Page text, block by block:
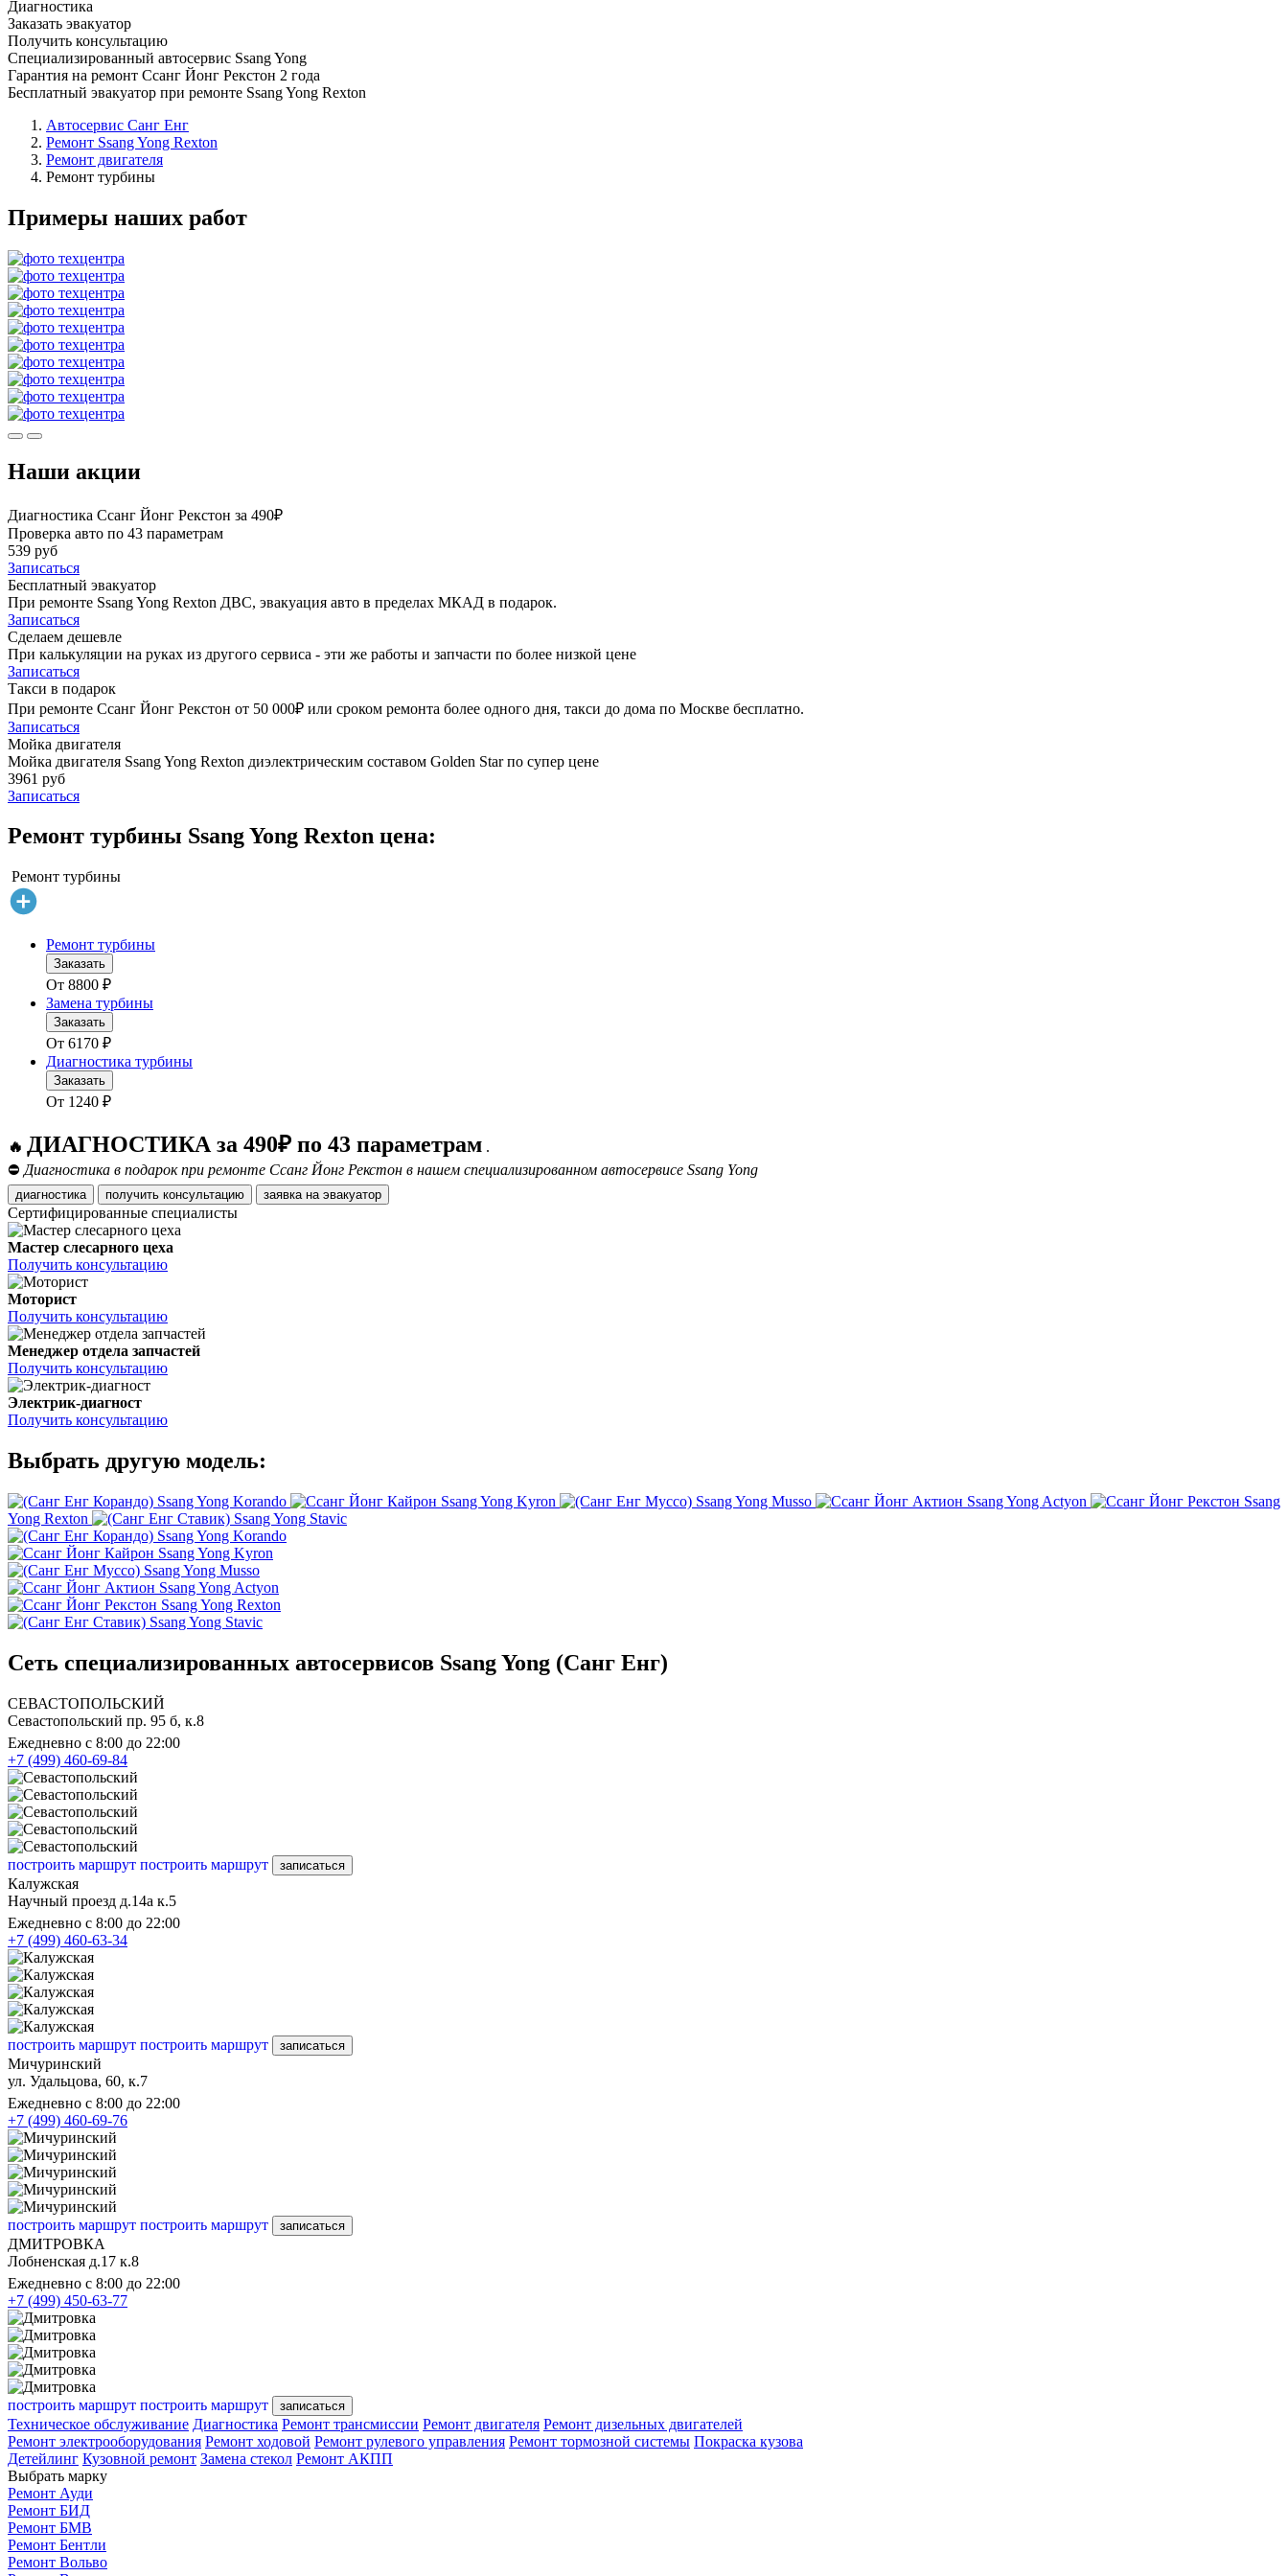
Диагностика
Заказать эвакуатор
Получить консультацию
Специализированный автосервис Ssang Yong
Гарантия на ремонт Ссанг Йонг Рекстон 2 года
Бесплатный эвакуатор при ремонте Ssang Yong Rexton
Автосервис Санг Енг
Ремонт Ssang Yong Rexton
Ремонт двигателя
Ремонт турбины
Примеры наших работ
Наши акции
Диагностика Ссанг Йонг Рекстон за 490₽
Проверка авто по 43 параметрам
539 руб
Записаться
Бесплатный эвакуатор
При ремонте Ssang Yong Rexton ДВС, эвакуация авто в пределах МКАД в подарок.
Записаться
Сделаем дешевле
При калькуляции на руках из другого сервиса - эти же работы и запчасти по более низкой цене
Записаться
Такси в подарок
При ремонте Ссанг Йонг Рекстон от 50 000₽ или сроком ремонта более одного дня, такси до дома по Москве бесплатно.
Записаться
Мойка двигателя
Мойка двигателя Ssang Yong Rexton диэлектрическим составом Golden Star по супер цене
3961 руб
Записаться
Ремонт турбины Ssang Yong Rexton цена:
Ремонт турбины
Ремонт турбины
Заказать
От 8800 ₽
Замена турбины
Заказать
От 6170 ₽
Диагностика турбины
Заказать
От 1240 ₽
🔥 ДИАГНОСТИКА за 490₽ по 43 параметрам .
⛔ Диагностика в подарок при ремонте Ссанг Йонг Рекстон в нашем специализированном автосервисе Ssang Yong
диагностика получить консультацию заявка на эвакуатор
Сертифицированные специалисты
Мастер слесарного цеха
Получить консультацию
Моторист
Получить консультацию
Менеджер отдела запчастей
Получить консультацию
Электрик-диагност
Получить консультацию
Выбрать другую модель:
Ssang Yong Korando Ssang Yong Kyron Ssang Yong Musso Ssang Yong Actyon
Ssang
Yong Rexton
Ssang Yong Stavic
Ssang Yong Korando
Ssang Yong Kyron
Ssang Yong Musso
Ssang Yong Actyon
Ssang Yong Rexton
Ssang Yong Stavic
Сеть специализированных автосервисов Ssang Yong (Санг Енг)
СЕВАСТОПОЛЬСКИЙ
Севастопольский пр. 95 б, к.8
Ежедневно с 8:00 до 22:00
+7 (499) 460-69-84
построить маршрут построить маршрут записаться
Калужская
Научный проезд д.14а к.5
Ежедневно с 8:00 до 22:00
+7 (499) 460-63-34
построить маршрут построить маршрут записаться
Мичуринский
ул. Удальцова, 60, к.7
Ежедневно с 8:00 до 22:00
+7 (499) 460-69-76
построить маршрут построить маршрут записаться
ДМИТРОВКА
Лобненская д.17 к.8
Ежедневно с 8:00 до 22:00
+7 (499) 450-63-77
построить маршрут построить маршрут записаться
Техническое обслуживание Диагностика Ремонт трансмиссии Ремонт двигателя Ремонт дизельных двигателей
Ремонт электрооборудования Ремонт ходовой Ремонт рулевого управления Ремонт тормозной системы Покраска кузова
Детейлинг Кузовной ремонт Замена стекол Ремонт АКПП
Выбрать марку
Ремонт Ауди
Ремонт БИД
Ремонт БМВ
Ремонт Бентли
Ремонт Вольво